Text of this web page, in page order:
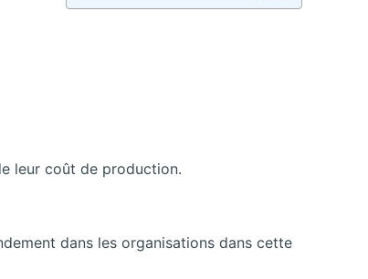
leur coût de production.
dans les organisations dans cette